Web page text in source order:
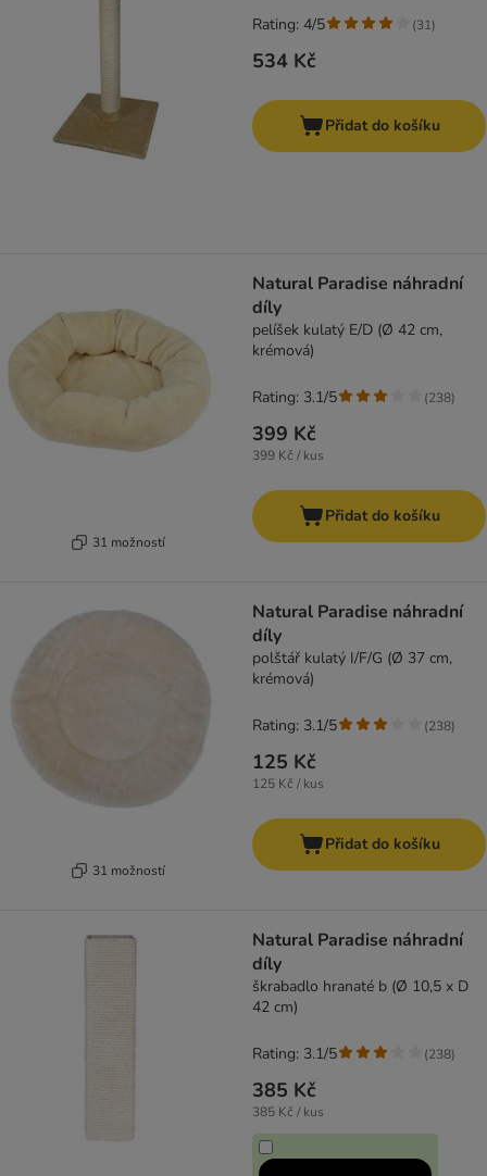
534 Kč
Rating: 4/5 (31)
Přidat do košíku
31 možností
Natural Paradise náhradní
díly
pelíšek kulatý E/D (Ø 42 cm,
krémová)
399 Kč
399 Kč / kus
Rating: 3.1/5 (238)
Přidat do košíku
31 možností
Natural Paradise náhradní
díly
polštář kulatý I/F/G (Ø 37 cm,
krémová)
125 Kč
125 Kč / kus
Rating: 3.1/5 (238)
Přidat do košíku
Natural Paradise náhradní
díly
škrabadlo hranaté b (Ø 10,5 x D
42 cm)
385 Kč
385 Kč / kus
Rating: 3.1/5 (238)